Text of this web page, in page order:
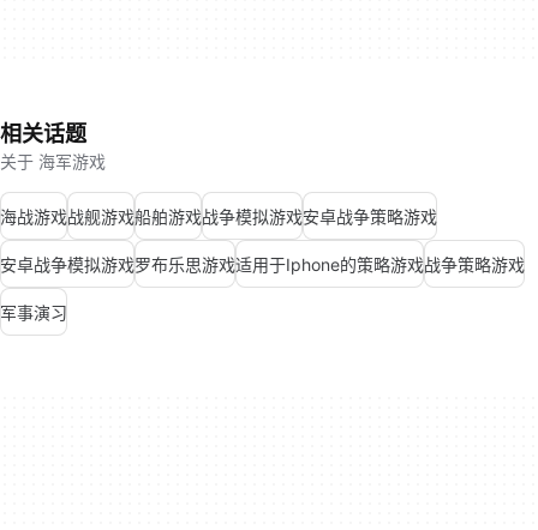
相关话题
关于 海军游戏
海战游戏战舰游戏船舶游戏战争模拟游戏安卓战争策略游戏
安卓战争模拟游戏罗布乐思游戏适用于Iphone的策略游戏战争策略游戏
军事演习